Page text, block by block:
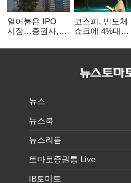
얼어붙은 IPO
시장…증권사,
전쟁' 기대
코스피, 반도체
쇼크에 4%대
5거래일째 상승
뉴스
뉴스북
뉴스리듬
토마토증권통 Live
IB토마토